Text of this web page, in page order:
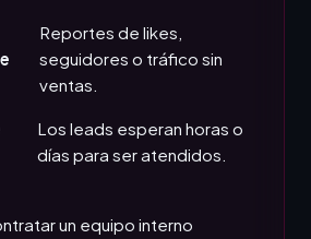
Reportes de likes,
seguidores o tráfico sin
ventas.
Los leads esperan horas o
días para ser atendidos.
un equipo interno